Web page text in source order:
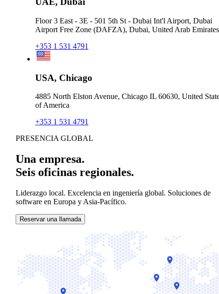
Floor 3 East - 3E - 501 5th St - Dubai Int'l Airport, Dubai
Airport Free Zone (DAFZA), Dubai, United Arab Emirates
+353 1 531 4791
USA, Chicago
4885 North Elston Avenue, Chicago IL 60630, United
of America
+353 1 531 4791
PRESENCIA GLOBAL
Una empresa.
Seis oficinas regionales.
Liderazgo local. Excelencia en ingeniería global. Soluciones de
software en Europa y Asia-Pacífico.
Reservar una llamada